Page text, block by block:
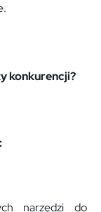
konkurencji?
narzędzi do